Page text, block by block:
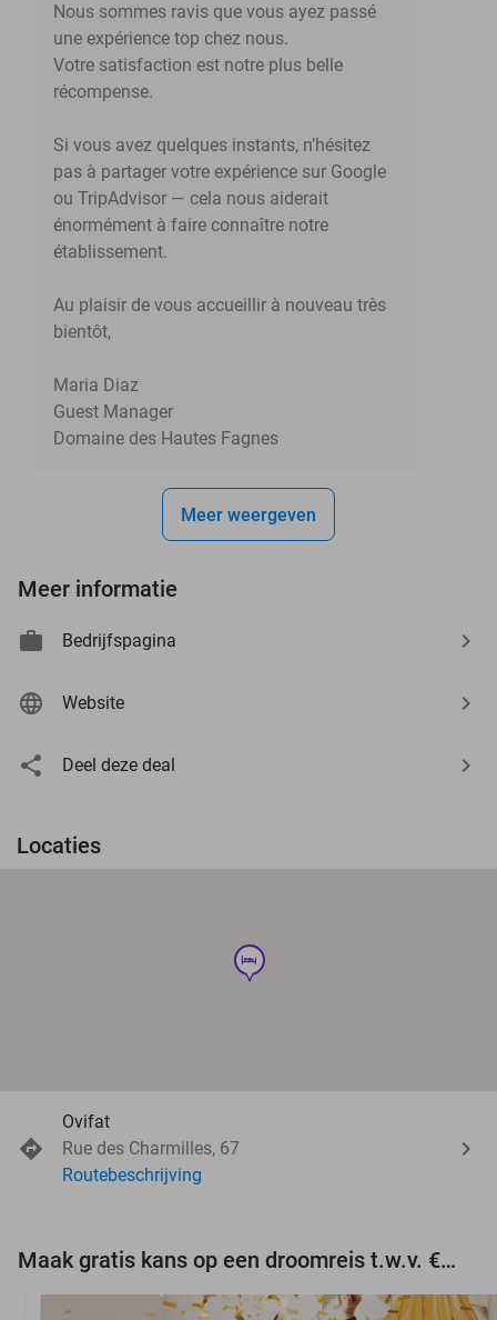
Nous sommes ravis que vous ayez passé
une expérience top chez nous.
Votre satisfaction est notre plus belle
récompense.
Si vous avez quelques instants, n’hésitez
pas à partager votre expérience sur Google
ou TripAdvisor — cela nous aiderait
énormément à faire connaître notre
établissement.
Au plaisir de vous accueillir à nouveau très
bientôt,
Maria Diaz
Guest Manager
Domaine des Hautes Fagnes
Meer weergeven
Meer informatie
Bedrijfspagina
Website
Deel deze deal
Locaties
hotel
Ovifat
Rue des Charmilles, 67
Routebeschrijving
Maak gratis kans op een droomreis t.w.v. €3.000!